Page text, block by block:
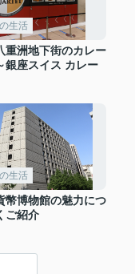
生活
重洲地下街のカレー
座スイス カレー
生活
幣博物館の魅力につ
ご紹介